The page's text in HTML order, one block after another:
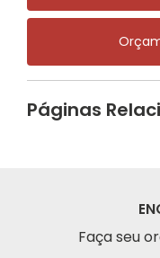
Páginas
Faça seu